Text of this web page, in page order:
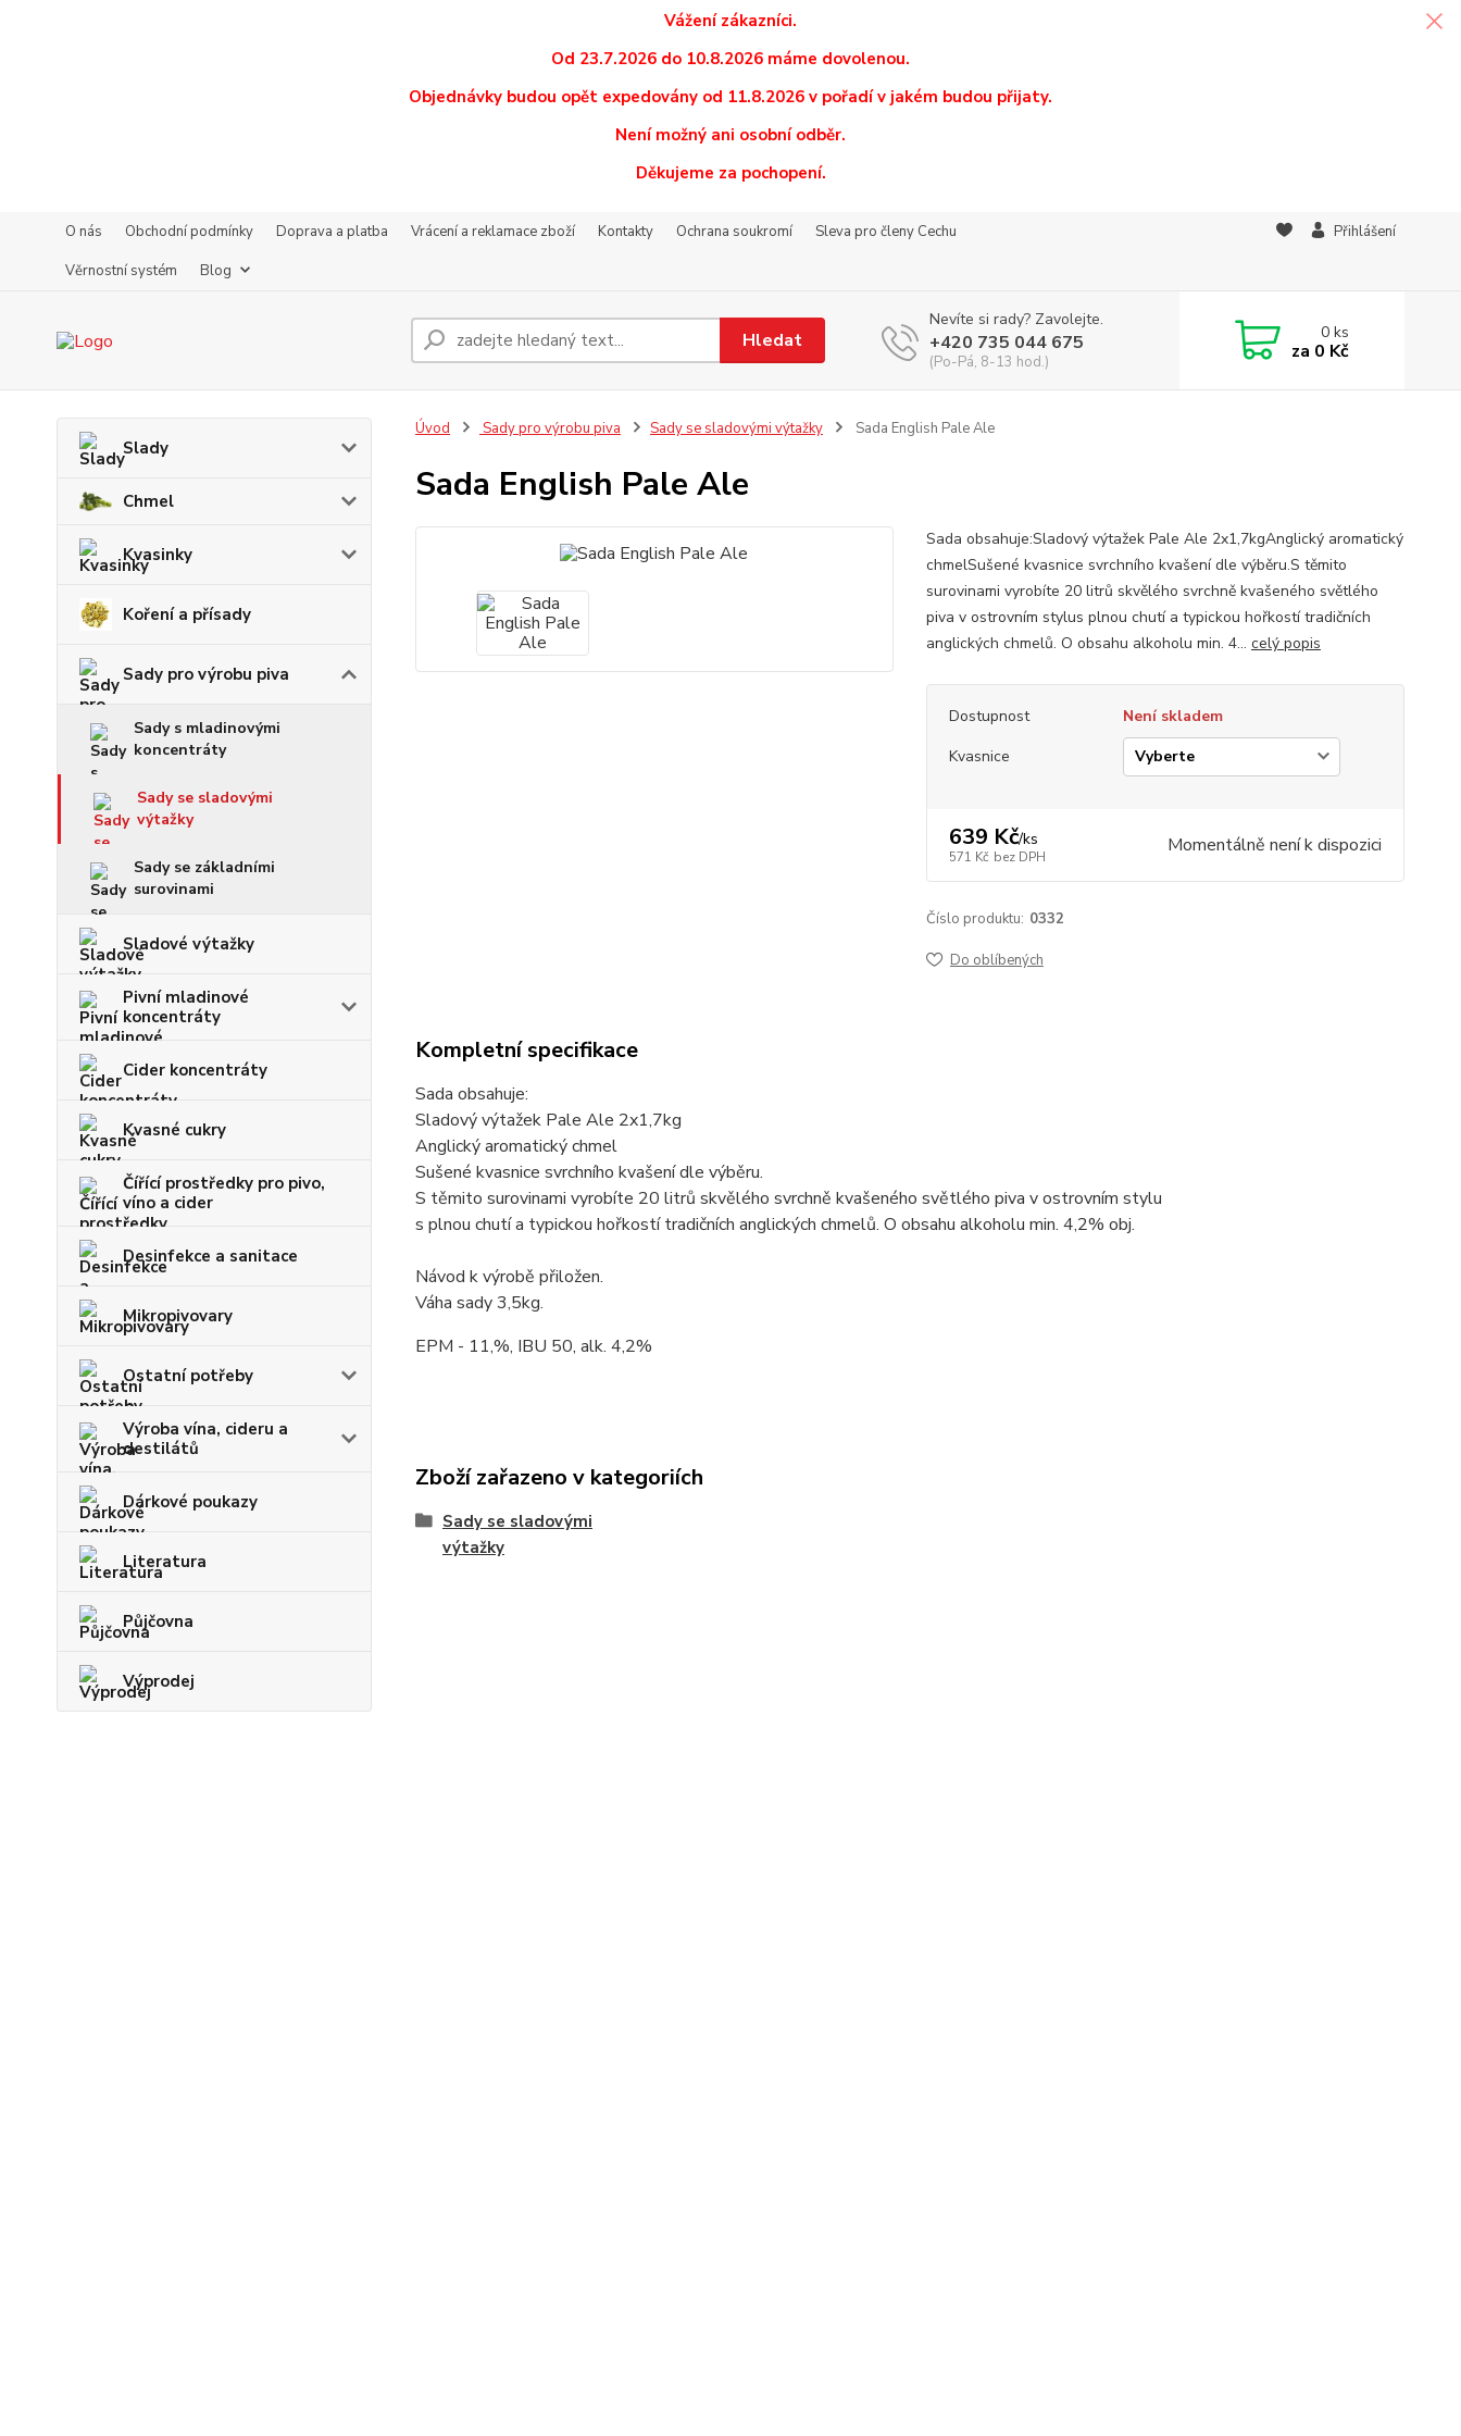
Vážení zákazníci.
Od 23.7.2026 do 10.8.2026 máme dovolenou.
Objednávky budou opět expedovány od 11.8.2026 v pořadí v jakém budou přijaty.
Není možný ani osobní odběr.
Děkujeme za pochopení.
O nás Obchodní podmínky Doprava a platba Vrácení a reklamace zboží Kontakty Ochrana soukromí
Sleva pro členy Cechu
Věrnostní systém
Blog
Přihlášení
Hledat
Nevíte si rady? Zavolejte.
+420 735 044 675
(Po-Pá, 8-13 hod.)
0ks
za 0 Kč
Slady
Chmel
Kvasinky
Koření a přísady
Sady pro výrobu piva
Sady s mladinovými
koncentráty
Sady se sladovými
výtažky
Sady se základními
surovinami
Sladové výtažky
Pivní mladinové
koncentráty
Cider koncentráty
Kvasné cukry
Čířící prostředky pro pivo,
víno a cider
Desinfekce a sanitace
Mikropivovary
Ostatní potřeby
Výroba vína, cideru a
destilátů
Dárkové poukazy
Literatura
Půjčovna
Výprodej
Úvod Sady pro výrobu piva Sady se sladovými výtažky Sada English Pale Ale
Sada English Pale Ale
Sada obsahuje:Sladový výtažek Pale Ale 2x1,7kgAnglický aromatický
chmelSušené kvasnice svrchního kvašení dle výběru.S těmito
surovinami vyrobíte 20 litrů skvělého svrchně kvašeného světlého
piva v ostrovním stylus plnou chutí a typickou hořkostí tradičních
anglických chmelů. O obsahu alkoholu min. 4... celý popis
Dostupnost
Není skladem
Kvasnice
639 Kč/ks
571 Kč bez DPH Momentálně není k dispozici
Číslo produktu: 0332
Do oblíbených
Kompletní specifikace
Sada obsahuje:
Sladový výtažek Pale Ale 2x1,7kg
Anglický aromatický chmel
Sušené kvasnice svrchního kvašení dle výběru.
S těmito surovinami vyrobíte 20 litrů skvělého svrchně kvašeného světlého piva v ostrovním stylu
s plnou chutí a typickou hořkostí tradičních anglických chmelů. O obsahu alkoholu min. 4,2% obj.
Návod k výrobě přiložen.
Váha sady 3,5kg.
EPM - 11,%, IBU 50, alk. 4,2%
Zboží zařazeno v kategoriích
Sady se sladovými
výtažky